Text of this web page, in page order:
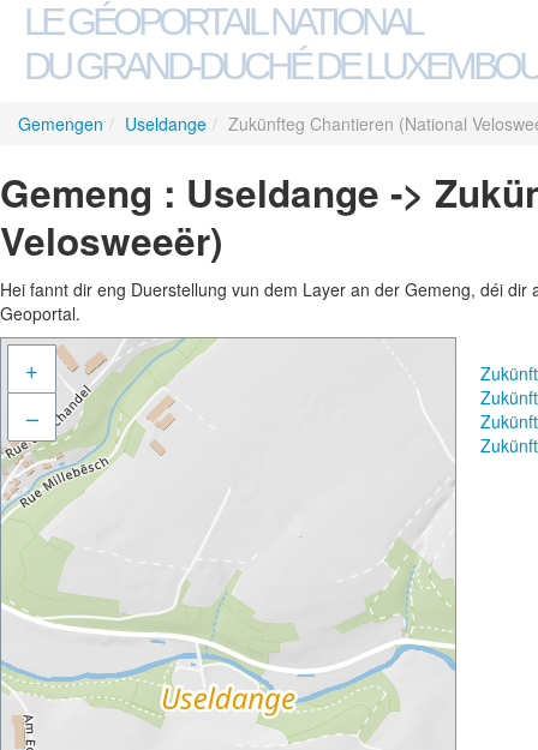
LE GÉOPORTAIL NATIONAL
DU GRAND-DUCHÉ DE
Gemengen / Useldange / Zukünfteg Chantieren (National
Gemeng : Useldange ->
Velosweeër)
Hei fannt dir eng Duerstellung vun dem Layer an der Gemeng, déi
Geoportal.
+
–